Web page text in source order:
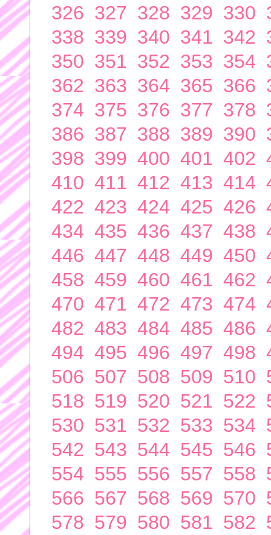
326 327 328 329 330
338 339 340 341 342
350 351 352 353 354
362 363 364 365 366
374 375 376 377 378
386 387 388 389 390
398 399 400 401 402
410 411 412 413 414
422 423 424 425 426
434 435 436 437 438
446 447 448 449 450
458 459 460 461 462
470 471 472 473 474
482 483 484 485 486
494 495 496 497 498
506 507 508 509 510
518 519 520 521 522
530 531 532 533 534
542 543 544 545 546
554 555 556 557 558
566 567 568 569 570
578 579 580 581 582